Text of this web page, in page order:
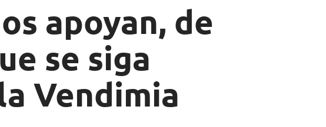
apoyan, de
se siga
Vendimia